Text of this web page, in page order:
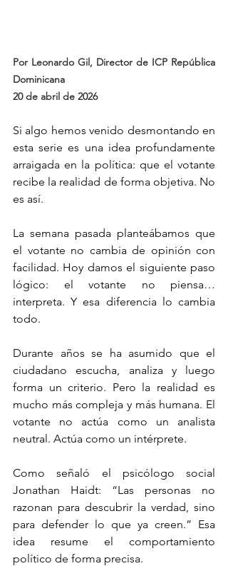
Por Leonardo Gil, Director de ICP República
Dominicana
20 de abril de 2026
Si algo hemos venido desmontando en
esta serie es una idea profundamente
arraigada en la política: que el votante
recibe la realidad de forma objetiva. No
es así.
La semana pasada planteábamos que
el votante no cambia de opinión con
facilidad. Hoy damos el siguiente paso
lógico: el votante no piensa…
interpreta. Y esa diferencia lo cambia
todo.
Durante años se ha asumido que el
ciudadano escucha, analiza y luego
forma un criterio. Pero la realidad es
mucho más compleja y más humana. El
votante no actúa como un analista
neutral. Actúa como un intérprete.
Como señaló el psicólogo social
Jonathan Haidt: “Las personas no
razonan para descubrir la verdad, sino
para defender lo que ya creen.” Esa
idea resume el comportamiento
político de forma precisa.